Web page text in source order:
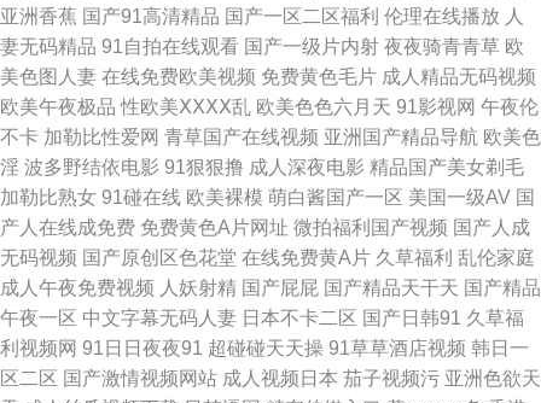
网站 青草无码一区二区 日韩欧美亚洲日韩成人 深爱激情网五月婷婷 影音先
锋avav最新 亚洲AV福利在线观看 91PRON网站 91N视频免费看 91传媒在线
免费 91国产在线 91露脸黑丝 91黑丝性爱 91深夜福利 91视频一区蜜桃 91熟
女对白 91支持视频免费观看 97韩影视伦理 av爱射 成人影音先锋免费视频
91在线色 在线播放的AV网站 久久一期二期 污污色色视频网站 极品美女内射
海角九色极品反差 91原创大神 91综合视频导航 丝瓜视频草莓视频污 色悠悠
亚洲香蕉 国产91高清精品 国产一区二区福利 伦理在线播放 人
妻无码精品 91自拍在线观看 国产一级片内射 夜夜骑青青草 欧
美色图人妻 在线免费欧美视频 免费黄色毛片 成人精品无码视频
欧美午夜极品 性欧美ⅩⅩⅩⅩ乱 欧美色色六月天 91影视网 午夜伦
不卡 加勒比性爱网 青草国产在线视频 亚洲国产精品导航 欧美色
淫 波多野结依电影 91狠狠撸 成人深夜电影 精品国产美女剃毛
加勒比熟女 91碰在线 欧美裸模 萌白酱国产一区 美国一级AV 国
产人在线成免费 免费黄色A片网址 微拍福利国产视频 国产人成
无码视频 国产原创区色花堂 在线免费黄A片 久草福利 乱伦家庭
成人午夜免费视频 人妖射精 国产屁屁 国产精品天干天 国产精品
午夜一区 中文字幕无码人妻 日本不卡二区 国产日韩91 久草福
利视频网 91日日夜夜91 超碰碰天天操 91草草酒店视频 韩日一
区二区 国产激情视频网站 成人视频日本 茄子视频污 亚洲色欲天